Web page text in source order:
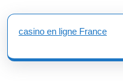
casino en ligne France